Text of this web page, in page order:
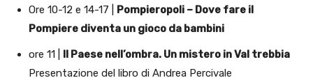
Ore 10-12 e 14-17 | Pompieropoli – Dove fare il
Pompiere diventa un gioco da bambini
ore 11 | Il Paese nell’ombra. Un mistero in Val trebbia
Presentazione del libro di Andrea Percivale